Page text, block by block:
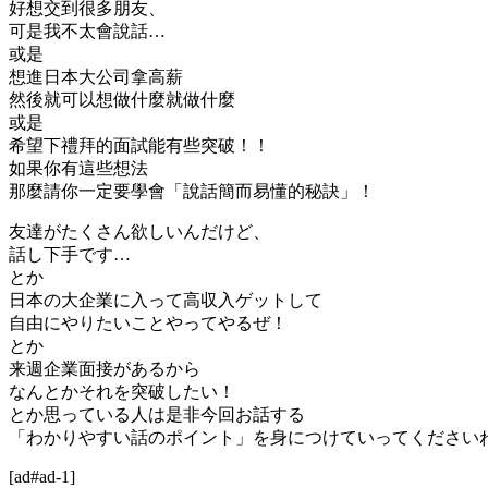
好想交到很多朋友、
可是我不太會說話…
或是
想進日本大公司拿高薪
然後就可以想做什麼就做什麼
或是
希望下禮拜的面試能有些突破！！
如果你有這些想法
那麼請你一定要學會 「說話簡而易懂的秘訣」 ！
友達がたくさん欲しいんだけど、
話し下手です…
とか
日本の大企業に入って高収入ゲットして
自由にやりたいことやってやるぜ！
とか
来週企業面接があるから
なんとかそれを突破したい！
とか思っている人は是非今回お話する
「わかりやすい話のポイント」を身につけていってください
[ad#ad-1]